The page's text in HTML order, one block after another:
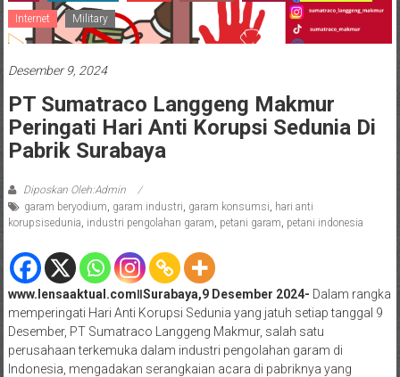
Internet Military
Desember 9, 2024
PT Sumatraco Langgeng Makmur
Peringati Hari Anti Korupsi Sedunia Di
Pabrik Surabaya
Diposkan Oleh:Admin
garam beryodium garam industri garam konsumsi hari anti
korupsisedunia industri pengolahan garam petani garam petani indonesia
www.lensaaktual.comǁSurabaya,9 Desember 2024- Dalam rangka
memperingati Hari Anti Korupsi Sedunia yang jatuh setiap tanggal 9
Desember, PT Sumatraco Langgeng Makmur, salah satu
perusahaan terkemuka dalam industri pengolahan garam di
Indonesia, mengadakan serangkaian acara di pabriknya yang